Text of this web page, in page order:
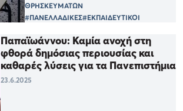
ΘΡΗΣΚΕΥΜΑΤΩΝ
#ΠΑΝΕΛΛΑΔΙΚΕΣ#ΕΚΠΑΙΔΕΥΤΙΚΟΙ
Παπαϊωάννου: Καμία ανοχή στη
φθορά δημόσιας περιουσίας και
καθαρές λύσεις για τα Πανεπιστήμια
23.6.2025